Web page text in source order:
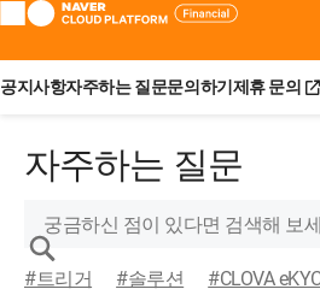
공지사항자주하는 질문문의하기 제휴 문의
자주하는 질문
#트리거 #솔루션 #CLOVA